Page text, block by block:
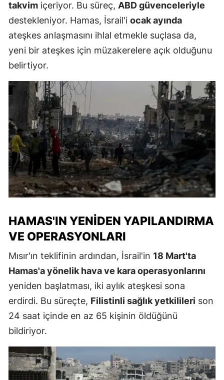
takvim içeriyor. Bu süreç, ABD güvenceleriyle
destekleniyor. Hamas, İsrail'i ocak ayında
ateşkes anlaşmasını ihlal etmekle suçlasa da,
yeni bir ateşkes için müzakerelere açık olduğunu
belirtiyor.
HAMAS'IN YENIDEN YAPILANDIRMA
VE OPERASYONLARI
Mısır'ın teklifinin ardından, İsrail'in 18 Mart'ta
Hamas'a yönelik hava ve kara operasyonlarını
yeniden başlatması, iki aylık ateşkesi sona
erdirdi. Bu süreçte, Filistinli sağlık yetkilileri son
24 saat içinde en az 65 kişinin öldüğünü
bildiriyor.